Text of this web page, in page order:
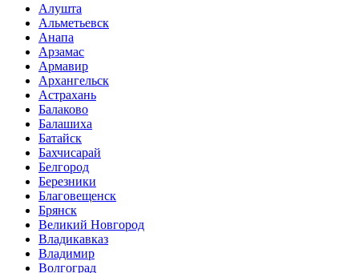
Алушта
Альметьевск
Анапа
Арзамас
Армавир
Архангельск
Астрахань
Балаково
Балашиха
Батайск
Бахчисарай
Белгород
Березники
Благовещенск
Брянск
Великий Новгород
Владикавказ
Владимир
Волгоград